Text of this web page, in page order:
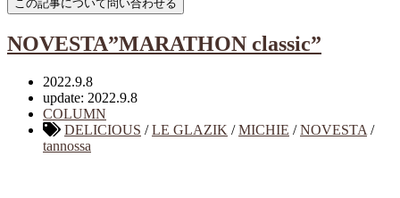
NOVESTA”MARATHON classic”
2022.9.8
update: 2022.9.8
COLUMN
DELICIOUS /LE GLAZIK /MICHIE /NOVESTA /
tannossa